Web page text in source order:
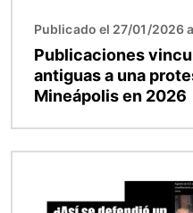
Publicado el 27/01/2026
Publicaciones
antiguas a una
Mineápolis en 2026